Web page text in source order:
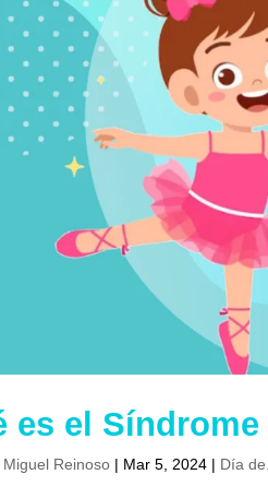
es el Síndrome
Miguel Reinoso | Mar 5, 2024 | Día